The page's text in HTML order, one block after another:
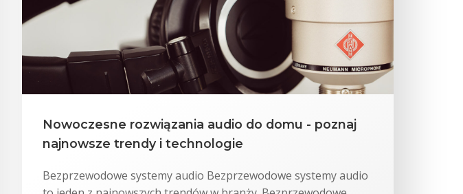
Nowoczesne rozwiązania audio do domu - poznaj
najnowsze trendy i technologie
Bezprzewodowe systemy audio Bezprzewodowe systemy audio